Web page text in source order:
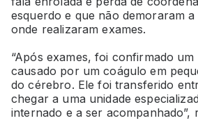
esquerdo e que não demoraram
onde realizaram exames.
“Após exames, foi confirmado um
causado por um coágulo em
do cérebro. Ele foi transferido
chegar a uma unidade
internado e a ser acompanhado”,